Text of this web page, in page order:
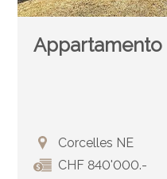
Appartamento
Corcelles NE
CHF 840'000.-